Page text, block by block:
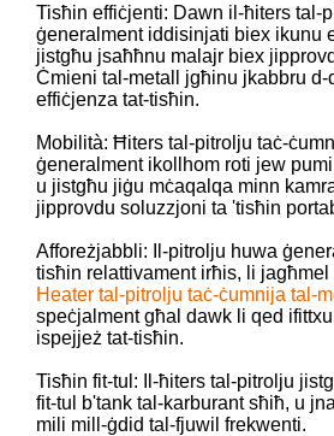
Tisħin effiċjenti: Dawn il-ħiters tal-
ġeneralment iddisinjati biex ikunu
jistgħu jsaħħnu malajr biex
Ċmieni tal-metall jgħinu jkabbru
effiċjenza tat-tisħin.
Mobilità: Ħiters tal-pitrolju taċ-
ġeneralment ikollhom roti jew
u jistgħu jiġu mċaqalqa minn
jipprovdu soluzzjoni ta 'tisħin
Afforeżjabbli: Il-pitrolju huwa
tisħin relattivament irħis, li jagħmel
Heater tal-pitrolju taċ-ċumnija tal-
speċjalment għal dawk li qed
ispejjeż tat-tisħin.
Tisħin fit-tul: Il-ħiters tal-pitrolju
fit-tul b'tank tal-karburant sħiħ, u
mili mill-ġdid tal-fjuwil frekwenti.